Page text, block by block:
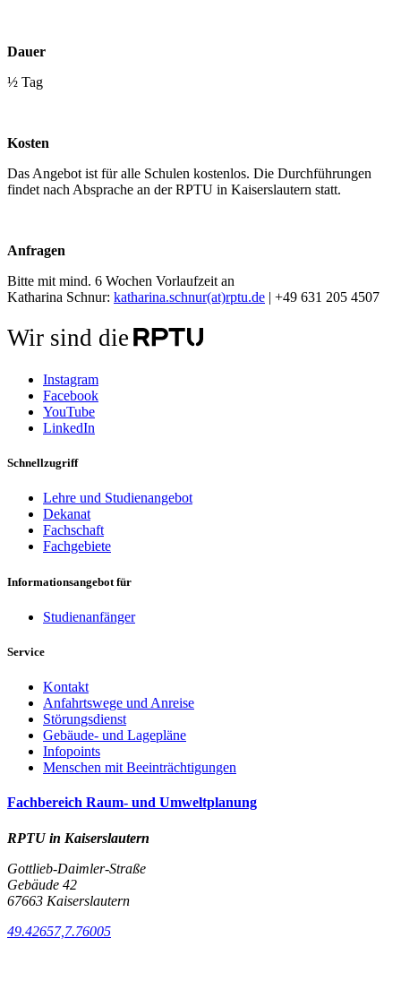
Dauer
½ Tag
Kosten
Das Angebot ist für alle Schulen kostenlos. Die Durchführungen
findet nach Absprache an der RPTU in Kaiserslautern statt.
Anfragen
Bitte mit mind. 6 Wochen Vorlaufzeit an
Katharina Schnur: katharina.schnur(at)rptu.de | +49 631 205 4507
Wir sind die
Instagram
Facebook
YouTube
LinkedIn
Schnellzugriff
Lehre und Studienangebot
Dekanat
Fachschaft
Fachgebiete
Informationsangebot für
Studienanfänger
Service
Kontakt
Anfahrtswege und Anreise
Störungsdienst
Gebäude- und Lagepläne
Infopoints
Menschen mit Beeinträchtigungen
Fachbereich Raum- und Umweltplanung
RPTU in Kaiserslautern
Gottlieb-Daimler-Straße
Gebäude 42
67663 Kaiserslautern
49.42657,7.76005